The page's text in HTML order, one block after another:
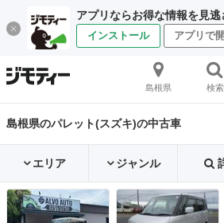
アプリならお得な情報を見逃
インストール アプリで
島根県 検索
島根県のパレット(スズキ)の中古車
エリア ジャンル